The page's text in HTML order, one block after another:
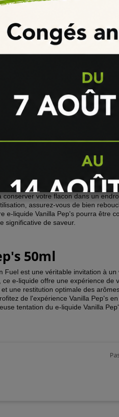
dosage de
en flacon de 60ml, contenant
de nicotine selon vos
guider :
nicotiné à environ 3,3mg/ml,
de liquide.
d'environ 5,7mg/ml, vous
Pep's 50ml. Cela vous
de mélanger le e-liquide
du e-liquide
du e-liquide Maison Fuel -
conserver votre flacon dans un
assurez-vous de bien
e-liquide Vanilla Pep's pourra être
significative de saveur.
50ml
Fuel est une véritable invitation à
e-liquide offre une expérience
une restitution optimale des
de l'expérience Vanilla Pep's
tentation du e-liquide Vanilla